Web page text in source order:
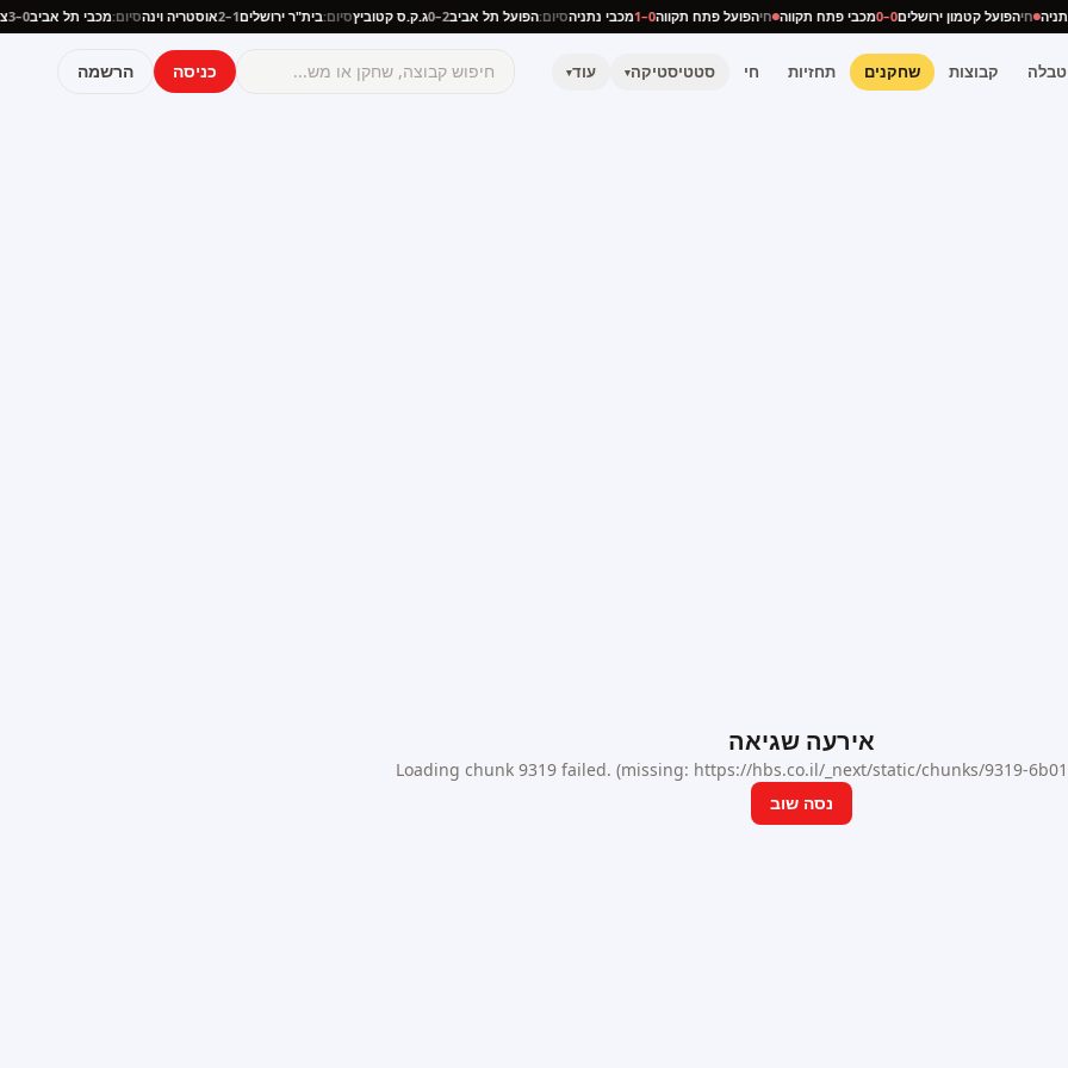
נתניה חיהפועל קטמון ירושלים0–0 מכבי פתח תקווה חיהפועל פתח תקווה0–1 מכבי נתניהסיום:הפועל תל אביב2–0 ג.ק.ס קטוביץסיום:בית"ר ירושלים1–2 אוסטריה וינהסיום:מכבי תל אביב0–3
טבלה קבוצות שחקנים תחזיות חי סטטיסטיקה▾ עוד▾ כניסה הרשמה
אירעה שגיאה
Loading chunk 9319 failed. (missing: https://hbs.co.il/_next/static/chunks/9319-
נסה שוב